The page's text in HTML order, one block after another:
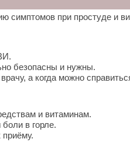
симптомов при простуде и
безопасны и нужны.
а когда можно
и витаминам.
в горле.
приёму.